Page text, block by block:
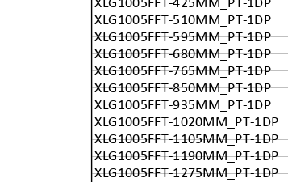
XLG1005FFT-425MM_PT-1DP
XLG1005FFT-510MM_PT-1DP
XLG1005FFT-595MM_PT-1DP
XLG1005FFT-680MM_PT-1DP
XLG1005FFT-765MM_PT-1DP
XLG1005FFT-850MM_PT-1DP
XLG1005FFT-935MM_PT-1DP
XLG1005FFT-1020MM_PT-1DP
XLG1005FFT-1105MM_PT-1DP
XLG1005FFT-1190MM_PT-1DP
XLG1005FFT-1275MM_PT-1DP